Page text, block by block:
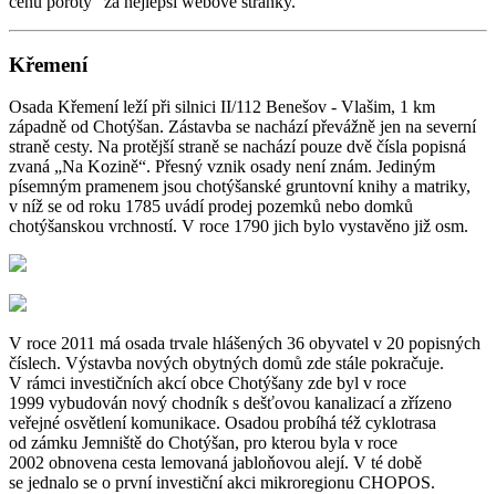
Křemení
Osada Křemení leží při silnici II/112 Benešov - Vlašim, 1 km
západně od Chotýšan. Zástavba se nachází převážně jen na severní
straně cesty. Na protější straně se nachází pouze dvě čísla popisná
zvaná „Na Kozině“. Přesný vznik osady není znám. Jediným
písemným pramenem jsou chotýšanské gruntovní knihy a matriky,
v níž se od roku 1785 uvádí prodej pozemků nebo domků
chotýšanskou vrchností. V roce 1790 jich bylo vystavěno již osm.
V roce 2011 má osada trvale hlášených 36 obyvatel v 20 popisných
číslech. Výstavba nových obytných domů zde stále pokračuje.
V rámci investičních akcí obce Chotýšany zde byl v roce
1999 vybudován nový chodník s dešťovou kanalizací a zřízeno
veřejné osvětlení komunikace. Osadou probíhá též cyklotrasa
od zámku Jemniště do Chotýšan, pro kterou byla v roce
2002 obnovena cesta lemovaná jabloňovou alejí. V té době
se jednalo se o první investiční akci mikroregionu CHOPOS.